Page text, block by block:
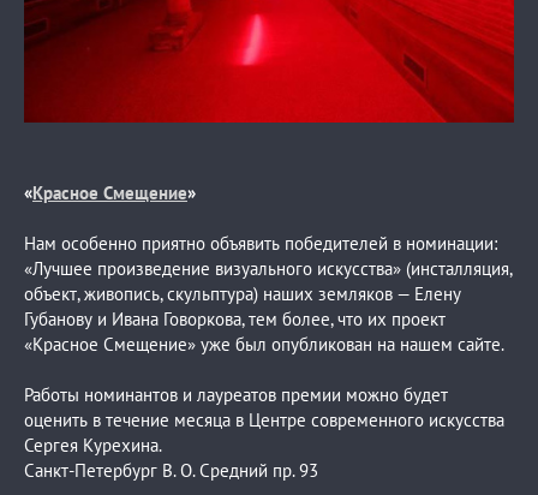
«Красное Смещение»
Нам особенно приятно объявить победителей в номинации:
«Лучшее произведение визуального искусства» (инсталляция,
объект, живопись, скульптура) наших земляков — Елену
Губанову и Ивана Говоркова, тем более, что их проект
«Красное Смещение» уже был опубликован на нашем сайте.
Работы номинантов и лауреатов премии можно будет
оценить в течение месяца в Центре современного искусства
Сергея Курехина.
Санкт-Петербург В. О. Средний пр. 93